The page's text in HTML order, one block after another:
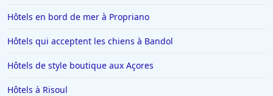
Hôtels en bord de mer à Propriano
Hôtels qui acceptent les chiens à Bandol
Hôtels de style boutique aux Açores
Hôtels à Risoul